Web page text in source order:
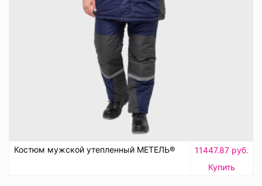
Костюм мужской утепленный МЕТЕЛЬ®
11447.87 руб.
Купить